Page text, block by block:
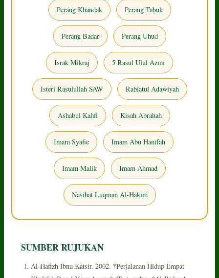
Perang Khandak Perang Tabuk
Perang Badar Perang Uhud
Israk Mikraj 5 Rasul Ulul Azmi
Isteri Rasulullah SAW Rabiatul Adawiyah
Ashabul Kahfi Kisah Abrahah
Imam Syafie Imam Abu Hanifah
Imam Malik Imam Ahmad
Nasihat Luqman Al-Hakim
SUMBER RUJUKAN
Al-Hafizh Ibnu Katsir. 2002. *Perjalanan Hidup Empat